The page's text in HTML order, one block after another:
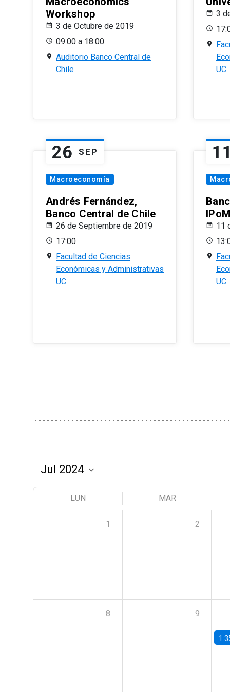
Workshop
3 de Octubre de 2019
09:00 a 18:00
Auditorio Banco Central de
Chile
3
UC
26 SEP
Macroeconomía
Andrés Fernández,
Banco Central de Chile
26 de Septiembre de 2019
17:00
Facultad de Ciencias
Económicas y Administrativas
UC
11
UC
LUN MAR
1 2
8 9